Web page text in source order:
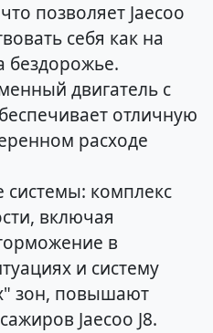
позволяет Jaecoo
себя как на
бездорожье.
двигатель с
отличную
расходе
системы: комплекс
включая
в
и систему
зон, повышают
Jaecoo J8.